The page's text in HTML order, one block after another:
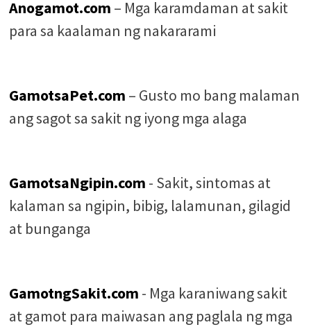
Anogamot.com – Mga karamdaman at sakit
para sa kaalaman ng nakararami
GamotsaPet.com – Gusto mo bang malaman
ang sagot sa sakit ng iyong mga alaga
GamotsaNgipin.com - Sakit, sintomas at
kalaman sa ngipin, bibig, lalamunan, gilagid
at bunganga
GamotngSakit.com - Mga karaniwang sakit
at gamot para maiwasan ang paglala ng mga